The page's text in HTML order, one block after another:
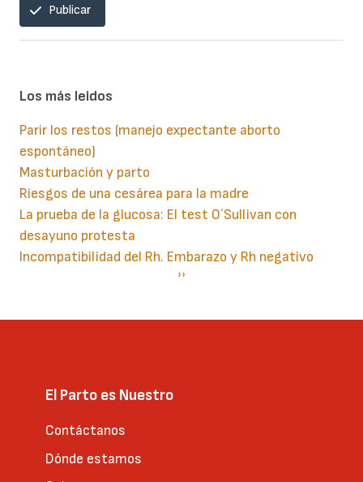
Publicar
Los más leidos
Parir los restos (manejo expectante aborto
espontáneo)
Masturbación y parto
Riesgos de una cesárea para la madre
La prueba de la glucosa: El test O´Sullivan con
desayuno protesta
Incompatibilidad del Rh. Embarazo y Rh negativo
Siguiente
››
El Parto es Nuestro
Contáctanos
Dónde estamos